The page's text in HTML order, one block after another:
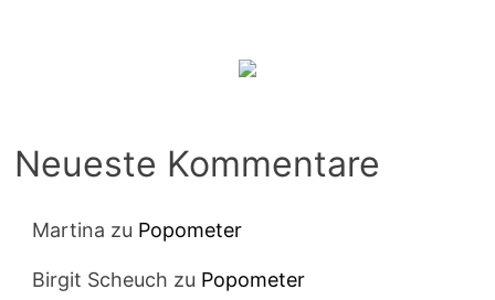
Neueste Kommentare
Martina zu Popometer
Birgit Scheuch zu Popometer